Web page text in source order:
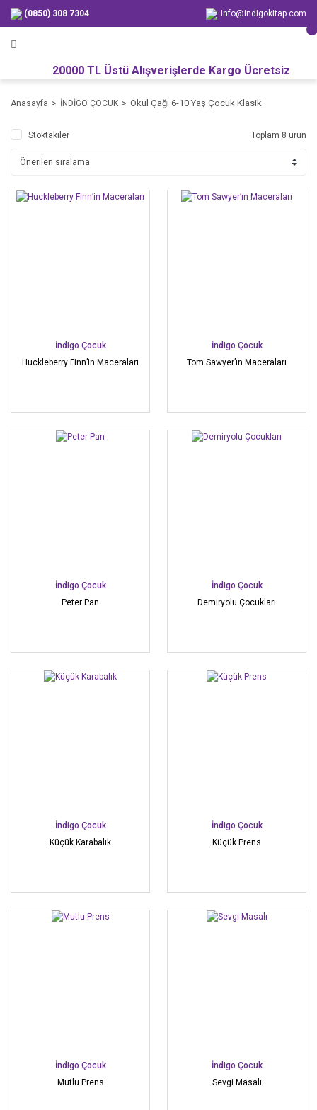
(0850) 308 7304 info@indigokitap.com
20000 TL Üstü Alışverişlerde Kargo Ücretsiz
Anasayfa İNDİGO ÇOCUK Okul Çağı 6-10 Yaş Çocuk Klasik
Stoktakiler Toplam 8 ürün
İndigo Çocuk
Huckleberry Finn’in Maceraları
İndigo Çocuk
Tom Sawyer’ın Maceraları
İndigo Çocuk
Peter Pan
İndigo Çocuk
Demiryolu Çocukları
İndigo Çocuk
Küçük Karabalık
İndigo Çocuk
Küçük Prens
İndigo Çocuk
Mutlu Prens
İndigo Çocuk
Sevgi Masalı